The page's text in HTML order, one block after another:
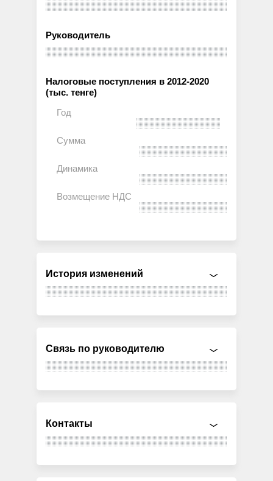
Руководитель
Налоговые поступления в 2012-2020
(тыс. тенге)
История изменений
Связь по руководителю
Контакты